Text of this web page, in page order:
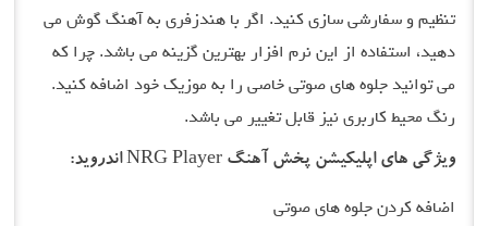
تنظیم و سفارشی سازی کنید. اگر با هندزفری به آهنگ گوش می
دهید، استفاده از این نرم افزار بهترین گزینه می باشد. چرا که
می توانید جلوه های صوتی خاصی را به موزیک خود اضافه کنید.
رنگ محیط کاربری نیز قابل تغییر می باشد.
ویژگی های اپلیکیشن پخش آهنگ NRG Player اندروید:
اضافه کردن جلوه های صوتی